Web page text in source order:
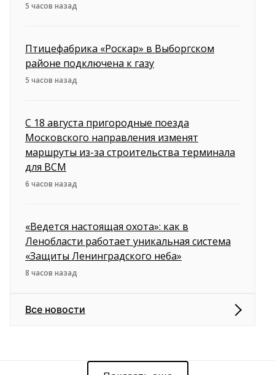
5 часов назад
Птицефабрика «Роскар» в Выборгском
районе подключена к газу
5 часов назад
С 18 августа пригородные поезда
Московского направления изменят
маршруты из-за строительства терминала
для ВСМ
6 часов назад
«Ведется настоящая охота»: как в
Ленобласти работает уникальная система
«Защиты Ленинградского неба»
8 часов назад
Все новости